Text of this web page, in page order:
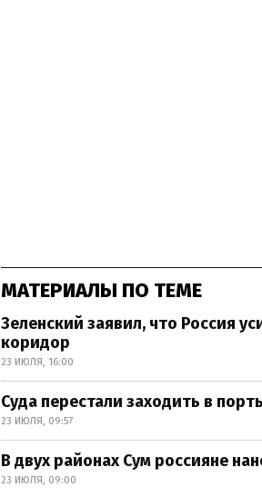
МАТЕРИАЛЫ ПО ТЕМЕ
Зеленский заявил, что Россия
коридор
23 ИЮЛЯ, 16:00
Суда перестали заходить в
23 ИЮЛЯ, 09:57
В двух районах Сум россияне
23 ИЮЛЯ, 09:00